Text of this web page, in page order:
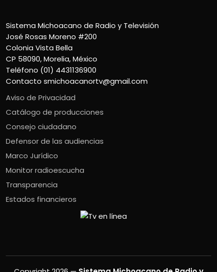
Sistema Michoacano de Radio y Televisión
José Rosas Moreno #200
Colonia Vista Bella
CP 58090, Morelia, México
Teléfono (01) 4431136900
Contacto smichoacanortv@gmail.com
Aviso de Privacidad
Catálogo de producciones
Consejo ciudadano
Defensor de las audiencias
Marco Jurídico
Monitor radioescucha
Transparencia
Estados financieros